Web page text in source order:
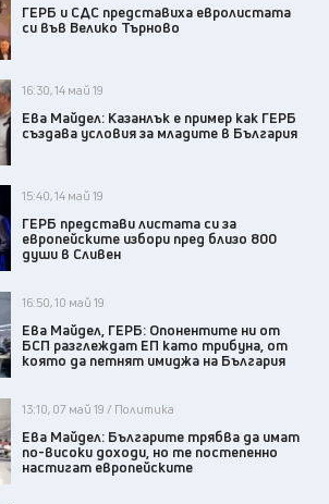
ГЕРБ и СДС представиха евролистата
си във Велико Търново
16:30, 14 май 19
Ева Майдел: Казанлък е пример как ГЕРБ
създава условия за младите в България
15:40, 14 май 19
ГЕРБ представи листата си за
европейските избори пред близо 800
души в Сливен
16:50, 10 май 19
Ева Майдел, ГЕРБ: Опонентите ни от
БСП разглеждат ЕП като трибуна, от
която да петнят имиджа на България
13:10, 07 май 19 / Политика
Ева Майдел: Българите трябва да имат
по-високи доходи, но те постепенно
настигат европейските